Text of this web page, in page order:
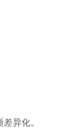
异化。